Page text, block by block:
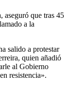
aseguró que tras 45
a la
salido a protestar
quien añadió
al Gobierno
resistencia».